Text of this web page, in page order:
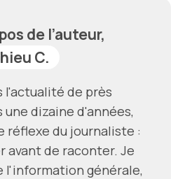
de l’auteur,
C.
l'actualité de près
une dizaine d'années,
réflexe du journaliste :
avant de raconter. Je
l'information générale,